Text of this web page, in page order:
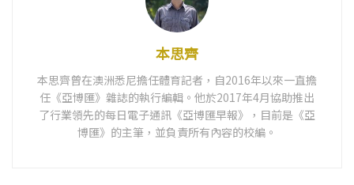
本思齊
本思齊曾在澳洲悉尼擔任體育記者，自2016年以來一直擔
任《亞博匯》雜誌的執行編輯。他於2017年4月協助推出
了行業領先的每日電子通訊《亞博匯早報》，目前是《亞
博匯》的主筆，並負責所有內容的校編。